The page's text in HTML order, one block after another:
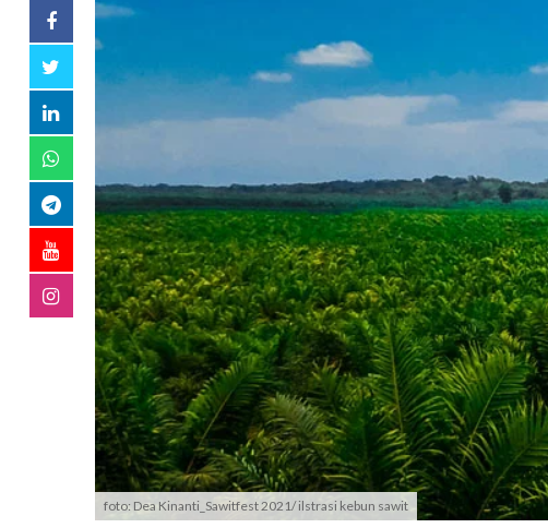
foto: Dea Kinanti_Sawitfest 2021/ ilstrasi kebun sawit